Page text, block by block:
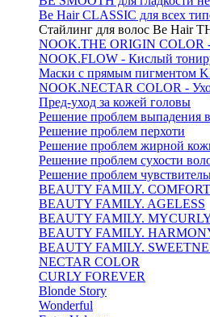
Be Hair CLASSIC для всех
Стайлинг для волос Be Hair
NOOK.THE ORIGIN COLOR
NOOK.FLOW - Кислый
Маски с прямым пигментом
NOOK.NECTAR COLOR -
Пред-уход за кожей головы
Решение проблем выпадения
Решение проблем перхоти
Решение проблем жирной
Решение проблем сухости
Решение проблем
BEAUTY FAMILY. COMFORT
BEAUTY FAMILY. AGELESS
BEAUTY FAMILY.
BEAUTY FAMILY.
BEAUTY FAMILY.
NECTAR COLOR
CURLY FOREVER
Blonde Story
Wonderful